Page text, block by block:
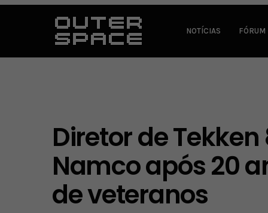
NOTÍCIAS FÓRUM
Diretor de
Namco após 20
de veteranos